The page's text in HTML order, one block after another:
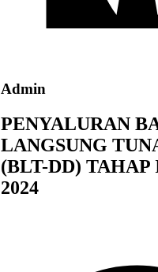
Admin
PENYALURAN
LANGSUNG
(BLT-DD) TAHAP
2024